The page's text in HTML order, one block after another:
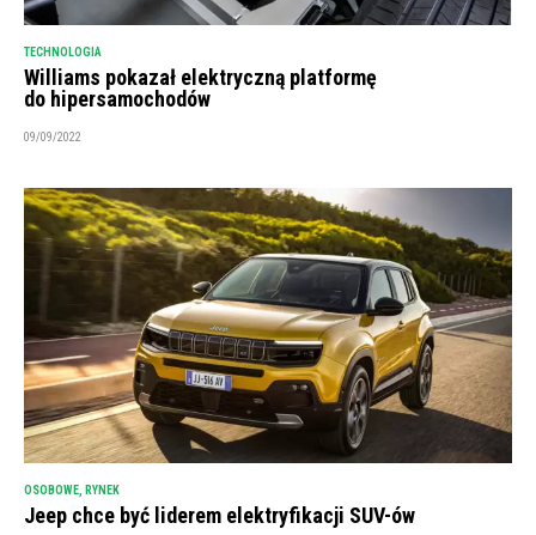
TECHNOLOGIA
Williams pokazał elektryczną platformę
do hipersamochodów
09/09/2022
OSOBOWE RYNEK
Jeep chce być liderem elektryfikacji SUV-ów